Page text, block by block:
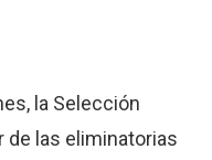
la Selección
de las eliminatorias